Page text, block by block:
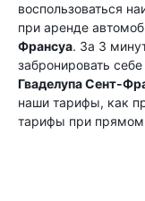
воспользоваться
при аренде
Франсуа. За 3
забронировать
Гваделупа Сент-
наши тарифы, как
тарифы при прямом